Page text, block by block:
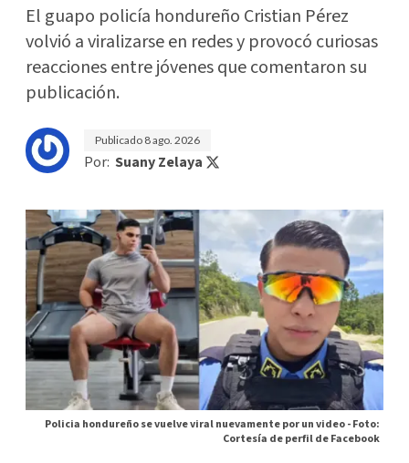
El guapo policía hondureño Cristian Pérez
volvió a viralizarse en redes y provocó curiosas
reacciones entre jóvenes que comentaron su
publicación.
Publicado 8 ago. 2026
Por: Suany Zelaya
Policia hondureño se vuelve viral nuevamente por un video -Foto:
Cortesía de perfil de Facebook